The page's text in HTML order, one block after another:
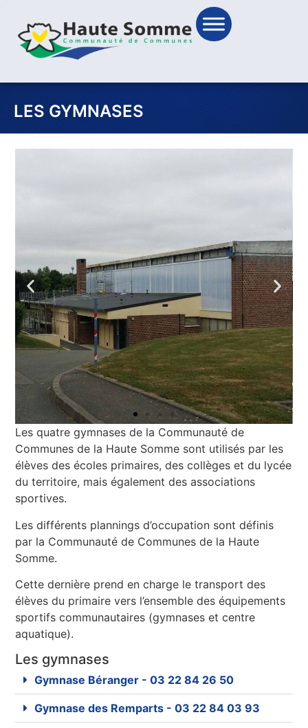
LES GYMNASES
Les quatre gymnases de la Communauté de
Communes de la Haute Somme sont utilisés par les
élèves des écoles primaires, des collèges et du lycée
du territoire, mais également des associations
sportives.
Les différents plannings d’occupation sont définis
par la Communauté de Communes de la Haute
Somme.
Cette dernière prend en charge le transport des
élèves du primaire vers l’ensemble des équipements
sportifs communautaires (gymnases et centre
aquatique).
Les gymnases
Gymnase Béranger - 03 22 84 26 50
Gymnase des Remparts - 03 22 84 03 93